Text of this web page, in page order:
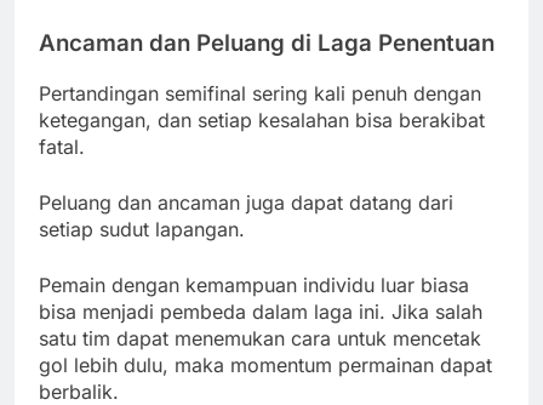
Ancaman dan Peluang di Laga Penentuan
Pertandingan semifinal sering kali penuh dengan
ketegangan, dan setiap kesalahan bisa berakibat
fatal.
Peluang dan ancaman juga dapat datang dari
setiap sudut lapangan.
Pemain dengan kemampuan individu luar biasa
bisa menjadi pembeda dalam laga ini. Jika salah
satu tim dapat menemukan cara untuk mencetak
gol lebih dulu, maka momentum permainan dapat
berbalik.